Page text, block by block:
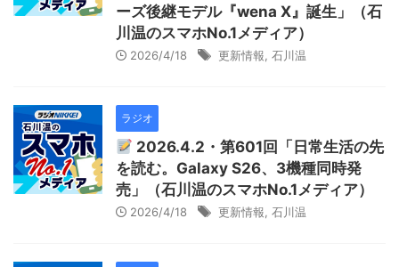
ーズ後継モデル『wena X』誕生」（石
川温のスマホNo.1メディア）
2026/4/18 更新情報 石川温
ラジオ
2026.4.2・第601回「日常生活の先
を読む。Galaxy S26、3機種同時発
売」（石川温のスマホNo.1メディア）
2026/4/18 更新情報 石川温